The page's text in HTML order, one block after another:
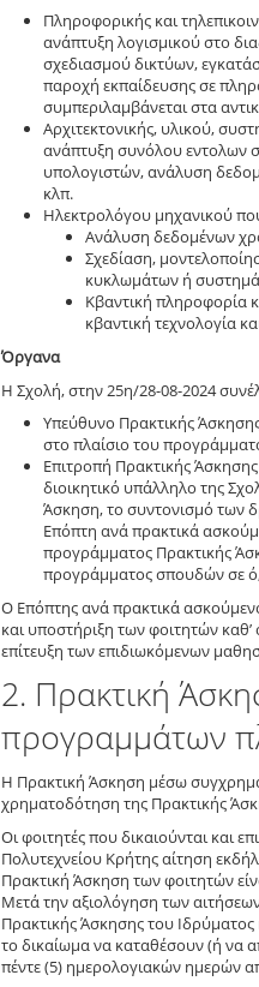
Πληροφορικής και
ανάπτυξη λογισμικού στο
σχεδιασμού δικτύων,
παροχή εκπαίδευσης σε
συμπεριλαμβάνεται στα
Αρχιτεκτονικής, υλικού,
ανάπτυξη συνόλου εντολων
υπολογιστών, ανάλυση
κλπ.
Ηλεκτρολόγου μηχανικού
Ανάλυση δεδομένων
Σχεδίαση,
κυκλωμάτων ή
Κβαντική πληροφορία
κβαντική τεχνολογία
Όργανα
Η Σχολή, στην 25η/28-08-2024
Υπεύθυνο Πρακτικής
στο πλαίσιο του
Επιτροπή Πρακτικής
διοικητικό υπάλληλο της
Άσκηση, το συντονισμό των
Επόπτη ανά πρακτικά
προγράμματος Πρακτικής
προγράμματος σπουδών σε
Ο Επόπτης ανά πρακτικά
και υποστήριξη των φοιτητών
επίτευξη των επιδιωκόμενων
2. Πρακτική
προγραμμάτων
Η Πρακτική Άσκηση μέσω
χρηματοδότηση της Πρακτικής
Οι φοιτητές που δικαιούνται
Πολυτεχνείου Κρήτης αίτηση
Πρακτική Άσκηση των φοιτητών
Μετά την αξιολόγηση των
Πρακτικής Άσκησης του Ιδρύματος
το δικαίωμα να καταθέσουν (ή να
πέντε (5) ημερολογιακών ημερών